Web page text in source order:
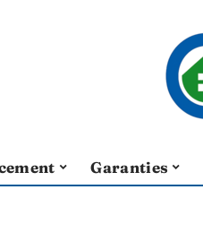
Garanties